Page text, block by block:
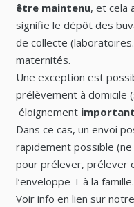
être maintenu, et cela
signifie le dépôt des
de collecte
maternités.
Une exception est
prélèvement à domicile
éloignement important
Dans ce cas, un envoi
rapidement possible
pour prélever, prélever
l’enveloppe T à la famille.
Voir info en lien sur